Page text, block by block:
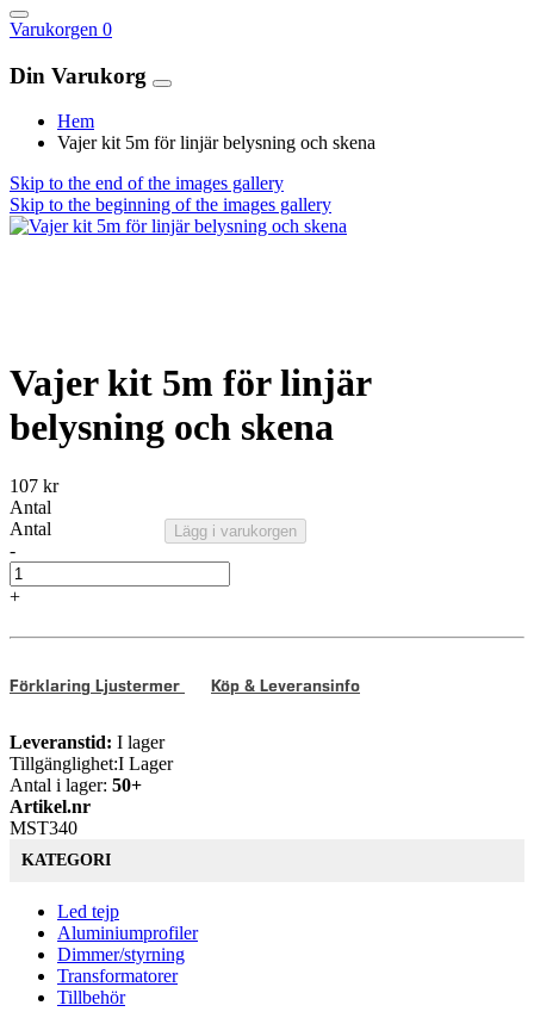
Varukorgen 0
Din Varukorg
Hem
Vajer kit 5m för linjär belysning och skena
Skip to the end of the images gallery
Skip to the beginning of the images gallery
Vajer kit 5m för linjär
belysning och skena
107 kr
Antal
Antal
-
+
Lägg i varukorgen
Förklaring Ljustermer Köp & Leveransinfo
Leveranstid: I lager
Tillgänglighet:I Lager
Antal i lager: 50+
Artikel.nr
MST340
KATEGORI
Led tejp
Aluminiumprofiler
Dimmer/styrning
Transformatorer
Tillbehör